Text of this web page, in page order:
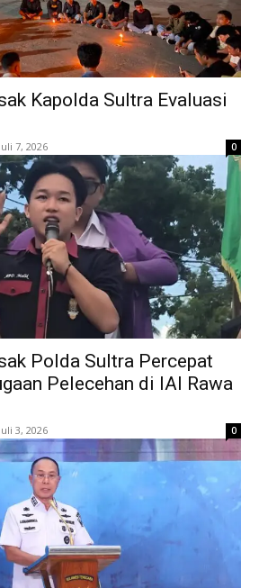
Kapolda Sultra Evaluasi
Juli 7, 2026 0
Polda Sultra Percepat
Pelecehan di IAI Rawa
Juli 3, 2026 0